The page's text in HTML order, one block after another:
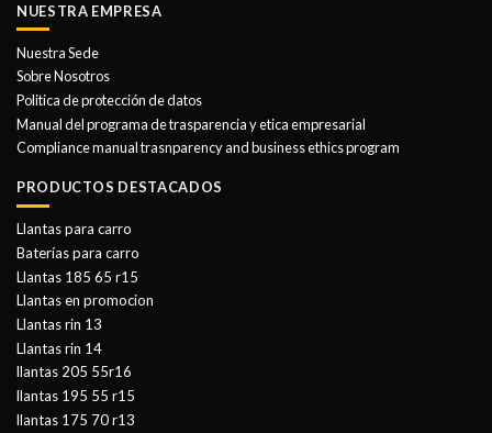
NUESTRA EMPRESA
Nuestra Sede
Sobre Nosotros
Politica de protección de datos
Manual del programa de trasparencia y etica empresarial
Compliance manual trasnparency and business ethics program
PRODUCTOS DESTACADOS
Llantas para carro
Baterías para carro
Llantas 185 65 r15
Llantas en promocion
Llantas rin 13
Llantas rin 14
llantas 205 55r16
llantas 195 55 r15
llantas 175 70 r13